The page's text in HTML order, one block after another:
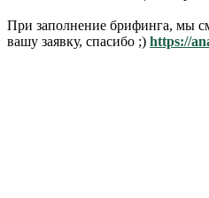
При заполнение брифинга, мы
вашу заявку, спасибо ;) https://